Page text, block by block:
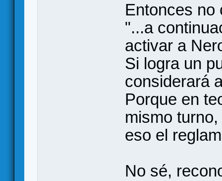
Entonces no
"...a
activar a
Si logra un
considerará
Porque en
mismo
eso el
No sé,